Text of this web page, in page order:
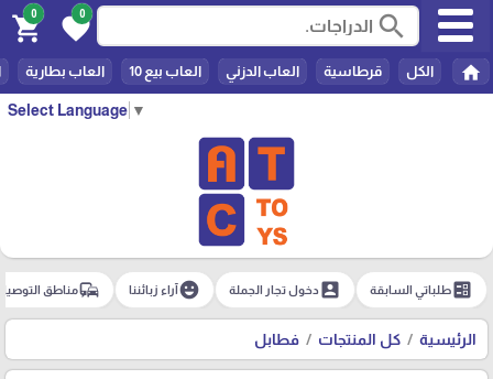
Select Language ▼
search
0
favorite
0
shopping_cart
home الكل قرطاسية العاب الدزني العاب بيع 10 العاب بطارية
ballotطلباتي السابقة account_boxدخول تجار الجملة emoji_emotionsآراء زبائننا commuteمناطق
الرئيسية كل المنتجات فطابل